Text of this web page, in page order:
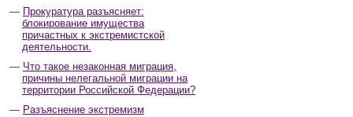
Прокуратура разъясняет:
блокирование имущества
причастных к экстремистской
деятельности.
Что такое незаконная миграция,
причины нелегальной миграции на
территории Российской Федерации?
Разъяснение экстремизм